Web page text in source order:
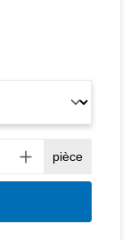
pièce